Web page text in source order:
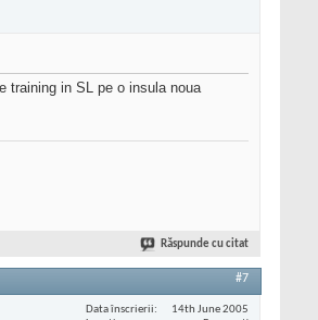
training in SL pe o insula noua
Răspunde cu citat
#7
Data înscrierii
14th June 2005